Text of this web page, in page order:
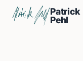
Patrick
Pehl